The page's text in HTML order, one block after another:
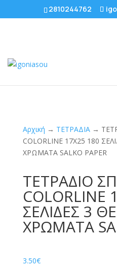
2810244762
Αρχική → ΤΕΤΡΑΔΙΑ→
COLORLINE 17X25 180
ΧΡΩΜΑΤΑ SALKO PAPER
ΤΕΤΡΑΔΙΟ
COLORLINE
ΣΕΛΙΔΕΣ 3
ΧΡΩΜΑΤΑ
3.50€